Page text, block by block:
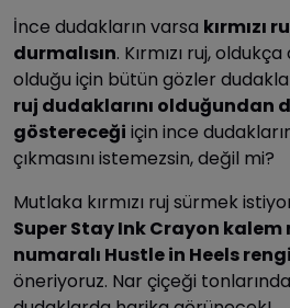
İnce dudakların varsa kırmızı
durmalısın. Kırmızı ruj,
olduğu için bütün gözler
ruj dudaklarını olduğundan
göstereceği için ince
çıkmasını istemezsin, değil mi?
Mutlaka kırmızı ruj sürmek
Super Stay Ink Crayon
numaralı Hustle in Heels
öneriyoruz. Nar çiçeği